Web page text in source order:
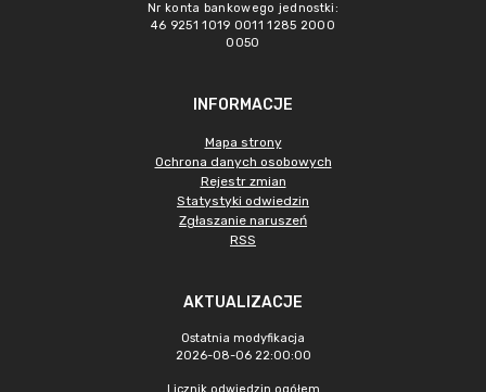
Nr konta bankowego jednostki:
46 9251 1019 0011 1285 2000
0050
INFORMACJE
Mapa strony
Ochrona danych osobowych
Rejestr zmian
Statystyki odwiedzin
Zgłaszanie naruszeń
RSS
AKTUALIZACJE
Ostatnia modyfikacja
2026-08-06 22:00:00